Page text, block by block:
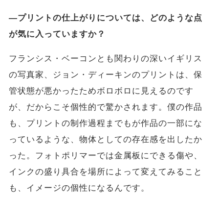
―プリントの仕上がりについては、どのような点
が気に入っていますか？
フランシス・ベーコンとも関わりの深いイギリス
の写真家、ジョン・ディーキンのプリントは、保
管状態が悪かったためボロボロに見えるのです
が、だからこそ個性的で驚かされます。僕の作品
も、プリントの制作過程までもが作品の一部にな
っているような、物体としての存在感を出したか
った。フォトポリマーでは金属板にできる傷や、
インクの盛り具合を場所によって変えてみること
も、イメージの個性になるんです。